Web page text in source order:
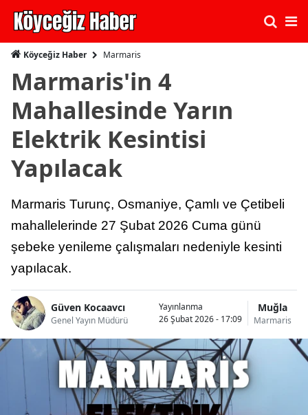
Köyceğiz Haber Marmaris
Marmaris'in 4
Mahallesinde Yarın
Elektrik Kesintisi
Yapılacak
Marmaris Turunç, Osmaniye, Çamlı ve Çetibeli
mahallelerinde 27 Şubat 2026 Cuma günü
şebeke yenileme çalışmaları nedeniyle kesinti
yapılacak.
Güven Kocaavcı
Genel Yayın Müdürü
Yayınlanma
26 Şubat 2026 - 17:09
Muğla
Marmaris